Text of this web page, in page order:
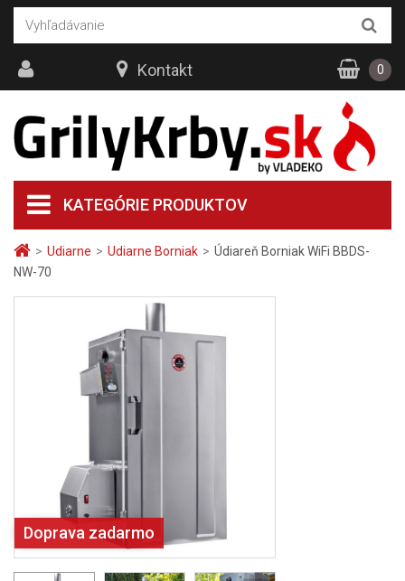
> Udiarne > Udiarne Borniak > Údiareň Borniak WiFi BBDS-
NW-70
Doprava zadarmo
KATEGÓRIE PRODUKTOV
Kontakt 0